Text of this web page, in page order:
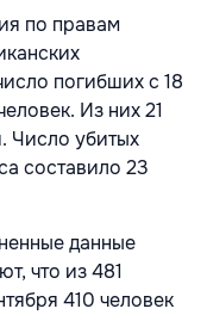
по правам
погибших с 18
Из них 21
Число убитых
составило 23
данные
что из 481
410 человек